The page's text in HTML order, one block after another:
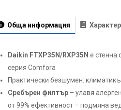
Обща информация
Daikin FTXP35N/RXP35N е стенна
серия Comfora
Практически безшумен:
Сребърен филтър – улавя
от 99% ефективност – подмяна